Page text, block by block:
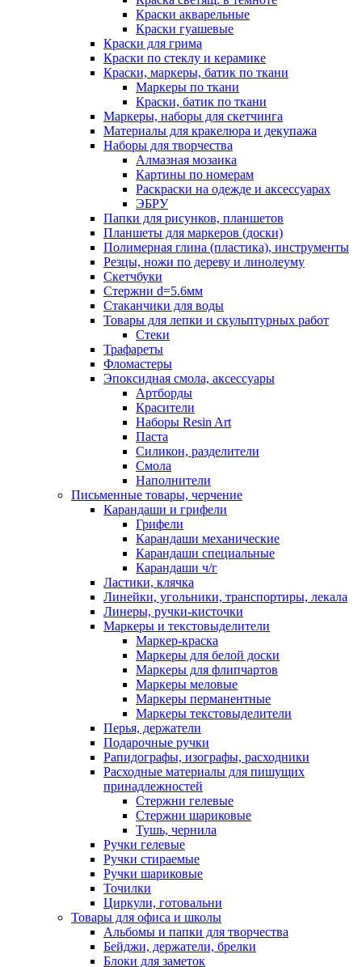
Краски акварельные
Краски гуашевые
Краски для грима
Краски по стеклу и керамике
Краски, маркеры, батик по ткани
Маркеры по ткани
Краски, батик по ткани
Маркеры, наборы для скетчинга
Материалы для кракелюра и декупажа
Наборы для творчества
Алмазная мозаика
Картины по номерам
Раскраски на одежде и аксессуарах
ЭБРУ
Папки для рисунков, планшетов
Планшеты для маркеров (доски)
Полимерная глина (пластика), инструменты
Резцы, ножи по дереву и линолеуму
Скетчбуки
Стержни d=5.6мм
Стаканчики для воды
Товары для лепки и скульптурных работ
Стеки
Трафареты
Фломастеры
Эпоксидная смола, аксессуары
Артборды
Красители
Наборы Resin Art
Паста
Силикон, разделители
Смола
Наполнители
Письменные товары, черчение
Карандаши и грифели
Грифели
Карандаши механические
Карандаши специальные
Карандаши ч/г
Ластики, клячка
Линейки, угольники, транспортиры, лекала
Линеры, ручки-кисточки
Маркеры и текстовыделители
Маркер-краска
Маркеры для белой доски
Маркеры для флипчартов
Маркеры меловые
Маркеры перманентные
Маркеры текстовыделители
Перья, держатели
Подарочные ручки
Рапидографы, изографы, расходники
Расходные материалы для пишущих
принадлежностей
Стержни гелевые
Стержни шариковые
Тушь, чернила
Ручки гелевые
Ручки стираемые
Ручки шариковые
Точилки
Циркули, готовальни
Товары для офиса и школы
Альбомы и папки для творчества
Бейджи, держатели, брелки
Блоки для заметок